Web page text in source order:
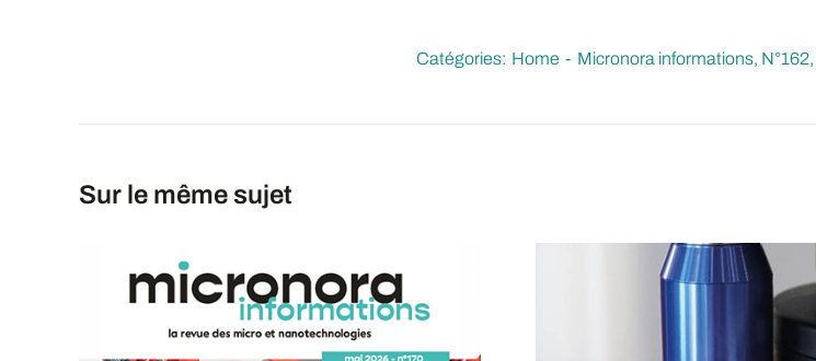
Catégories: Home Micronora informations N°162
Sur le même sujet